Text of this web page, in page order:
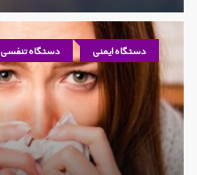
دستگاه ایمنی دستگاه تنفسی